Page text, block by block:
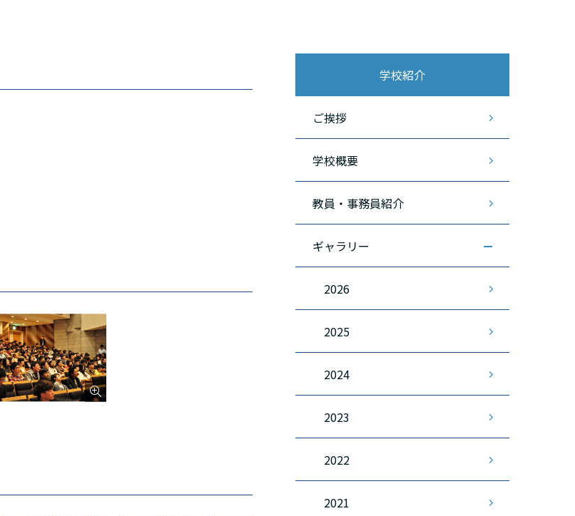
学校紹介
ご挨拶
学校概要
教員・事務員紹介
ギャラリー
2026
2025
2024
2023
2022
2021